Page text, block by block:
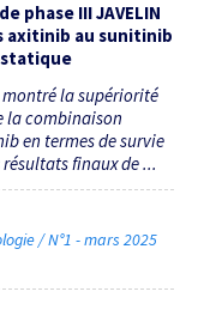
phase III JAVELIN
axitinib au sunitinib
montré la supériorité
la combinaison
en termes de survie
finaux de ...
/ N°1 - mars 2025